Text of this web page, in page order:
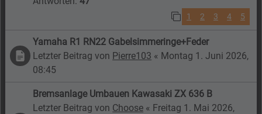
1 2 3 4 5
Yamaha R1 RN22 Gabelsimmeringe+Feder
Letzter Beitrag von Pierre103 « Montag 1. Juni 2026,
08:45
Bremsanlage Umbauen Kawasaki ZX 636 B
Letzter Beitrag von Choose « Freitag 1. Mai 2026,